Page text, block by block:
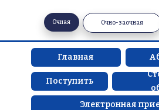
Очная Очно-заочная
Главная
Поступить
Электронная